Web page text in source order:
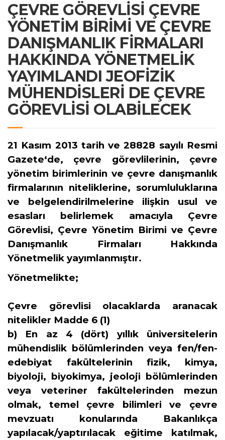
ÇEVRE GÖREVLİSİ ÇEVRE
YÖNETİM BİRİMİ VE ÇEVRE
DANIŞMANLIK FİRMALARI
HAKKINDA YÖNETMELİK
YAYIMLANDI JEOFİZİK
MÜHENDİSLERİ DE ÇEVRE
GÖREVLİSİ OLABİLECEK
21 Kasım 2013 tarih ve 28828 sayılı Resmi
Gazete‘de, çevre görevlilerinin, çevre
yönetim birimlerinin ve çevre danışmanlık
firmalarının niteliklerine, sorumluluklarına
ve belgelendirilmelerine ilişkin usul ve
esasları belirlemek amacıyla Çevre
Görevlisi, Çevre Yönetim Birimi ve Çevre
Danışmanlık Firmaları Hakkında
Yönetmelik yayımlanmıştır.
Yönetmelikte;
Çevre görevlisi olacaklarda aranacak
nitelikler Madde 6 (1)
b) En az 4 (dört) yıllık üniversitelerin
mühendislik bölümlerinden veya fen/fen-
edebiyat fakültelerinin fizik, kimya,
biyoloji, biyokimya, jeoloji bölümlerinden
veya veteriner fakültelerinden mezun
olmak, temel çevre bilimleri ve çevre
mevzuatı konularında Bakanlıkça
yapılacak/yaptırılacak eğitime katılmak,